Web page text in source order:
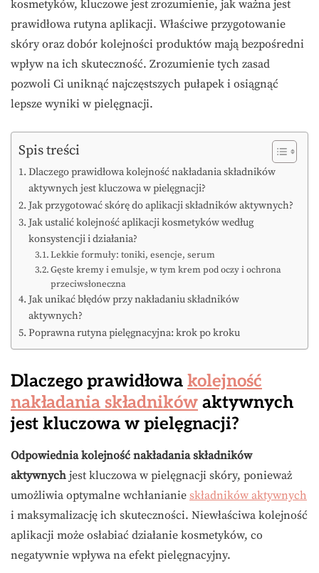
kosmetyków, kluczowe jest zrozumienie, jak ważna jest
prawidłowa rutyna aplikacji. Właściwe przygotowanie
skóry oraz dobór kolejności produktów mają bezpośredni
wpływ na ich skuteczność. Zrozumienie tych zasad
pozwoli Ci uniknąć najczęstszych pułapek i osiągnąć
lepsze wyniki w pielęgnacji.
Spis treści
Dlaczego prawidłowa kolejność nakładania składników
aktywnych jest kluczowa w pielęgnacji?
Jak przygotować skórę do aplikacji składników aktywnych?
Jak ustalić kolejność aplikacji kosmetyków według
konsystencji i działania?
Lekkie formuły: toniki, esencje, serum
Gęste kremy i emulsje, w tym krem pod oczy i ochrona
przeciwsłoneczna
Jak unikać błędów przy nakładaniu składników
aktywnych?
Poprawna rutyna pielęgnacyjna: krok po kroku
Dlaczego prawidłowa kolejność
nakładania składników aktywnych
jest kluczowa w pielęgnacji?
Odpowiednia kolejność nakładania składników
aktywnych jest kluczowa w pielęgnacji skóry, ponieważ
umożliwia optymalne wchłanianie składników aktywnych
i maksymalizację ich skuteczności. Niewłaściwa kolejność
aplikacji może osłabiać działanie kosmetyków, co
negatywnie wpływa na efekt pielęgnacyjny.